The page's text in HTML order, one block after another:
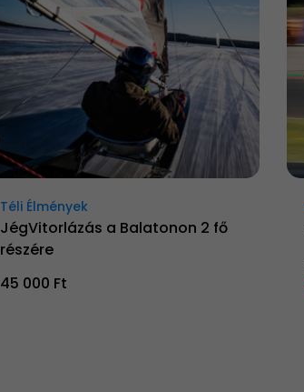
Téli Élmények
JégVitorlázás a Balatonon 2 fő
részére
45 000 Ft